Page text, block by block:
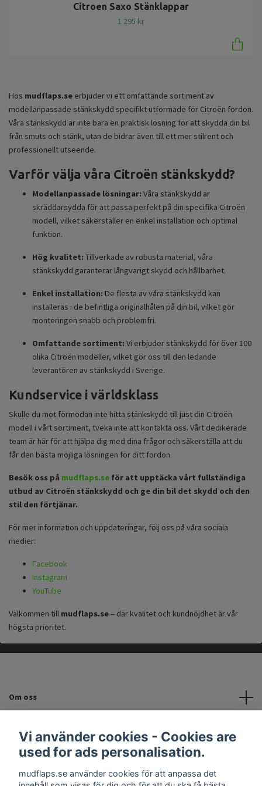
Citroen Saxo Stänklappar
1 295 kr
Hos mudflaps.se erbjuder vi ett omfattande sortiment av
modellanpassade stänkskydd specifikt utformade för Citroën fordon.
Våra stänkskydd är inte bara en praktisk lösning för att skydda din bil
från smuts och stänk, utan de bidrar även till ett mer stilrent och
professionellt utseende.
Varför välja våra Citroën stänkskydd?
Modellanpassade lösningar: Våra stänkskydd är
skräddarsydda för att passa perfekt på din specifika Citroën
modell, vilket säkerställer en enkel installation och optimal
funktion.
Hög kvalitet: Tillverkade av robusta material, våra
stänkskydd garanterar långvarigt skydd och hållbarhet.
Enkel installation: De flesta av våra stänkskydd kan
installeras i de befintliga originalhålen på din bil, vilket gör
monteringen snabb och problemfri.
Omfattande sortiment: Vi erbjuder stänkskydd för över 100
olika Citroën modeller, vilket gör oss till den ledande
leverantören av stänkskydd i Sverige.
Kundservice i världsklass
Skulle du mot förmodan inte hitta stänkskydd till just din Citroën
modell i vårt sortiment, tveka inte att kontakta oss. Vårt dedikerade
team är här för att hjälpa dig med dina frågor och säkerställa att du
får den bästa möjliga lösningen för ditt fordon.
Besök oss på mudflaps.se för att upptäcka vårt fullständiga
utbud av Citroën stänkskydd och ge din bil det skydd och den
stil den förtjänar.
För mer information och uppdateringar, följ oss på våra sociala
medier:
Facebook
Instagram
YouTube
Välkommen till mudflaps.se– där kvalitet och kundnöjdhet är vår
högsta prioritet.
Om oss
Kundtjänst
Vi använder cookies - Cookies are
used for ads personalisation.
mudflaps.se använder cookies för att anpassa det